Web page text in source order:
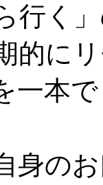
行く
的に
一本
身の